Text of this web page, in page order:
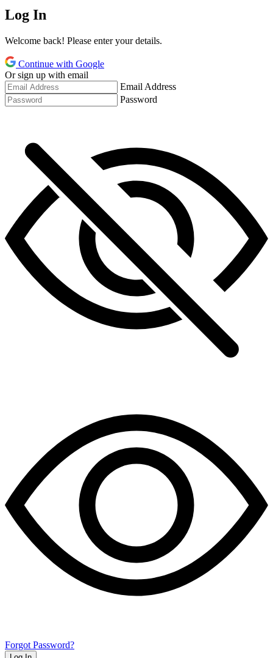
Log In
Welcome back! Please enter your details.
Continue with Google
Or sign up with email
Email Address
Password
Forgot Password?